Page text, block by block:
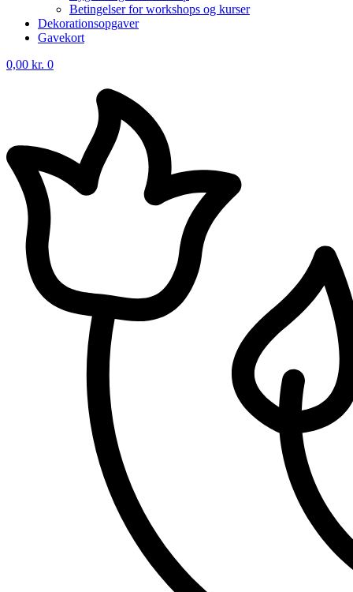
Betingelser for workshops og kurser
Dekorationsopgaver
Gavekort
0,00 kr. 0